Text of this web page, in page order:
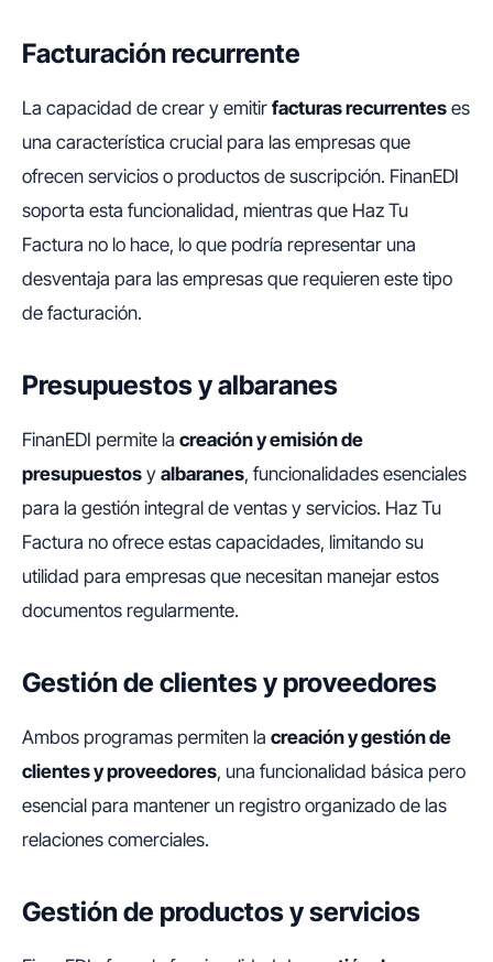
Facturación recurrente
La capacidad de crear y emitir facturas recurrentes es
una característica crucial para las empresas que
ofrecen servicios o productos de suscripción. FinanEDI
soporta esta funcionalidad, mientras que Haz Tu
Factura no lo hace, lo que podría representar una
desventaja para las empresas que requieren este tipo
de facturación.
Presupuestos y albaranes
FinanEDI permite la creación y emisión de
presupuestos y albaranes, funcionalidades esenciales
para la gestión integral de ventas y servicios. Haz Tu
Factura no ofrece estas capacidades, limitando su
utilidad para empresas que necesitan manejar estos
documentos regularmente.
Gestión de clientes y proveedores
Ambos programas permiten la creación y gestión de
clientes y proveedores, una funcionalidad básica pero
esencial para mantener un registro organizado de las
relaciones comerciales.
Gestión de productos y servicios